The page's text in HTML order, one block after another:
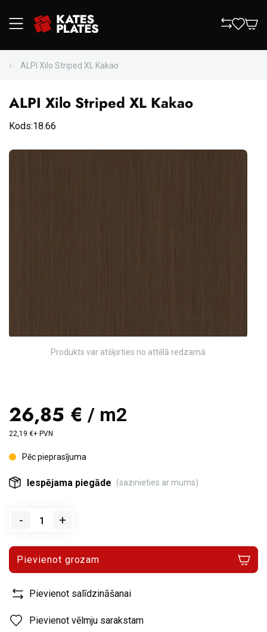
ALPI Xilo Striped XL Kakao
ALPI Xilo Striped XL Kakao
Kods:18.66
26,85 € / m2
22,19 €+ PVN
Pēc pieprasījuma
Iespējama piegāde (sazinieties ar mums)
- +
Pievienot grozam
Pievienot salīdzināšanai
Pievienot vēlmju sarakstam
Produkts var atšķirties no attēlā redzamā